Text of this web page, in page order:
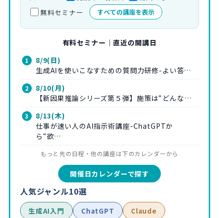
無料セミナー
すべての講座を表示
有料セミナー｜直近の開講日
8/9(日)
生成AIを使いこなすための質問力研修-よい答…
8/10(月)
【新因果推論シリーズ第５弾】施策は“どんな…
8/13(木)
仕事が速い人のAI指示術講座-ChatGPTか
ら“欲…
もっと先の日程・他の講座は下のカレンダーから
開催日カレンダーで探す
人気ジャンル10選
生成AI入門 ChatGPT
Claude